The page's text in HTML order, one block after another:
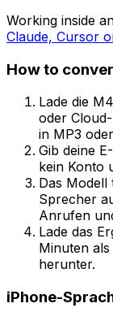
Working inside
Claude, Cursor
How to
Lade die
oder
in MP3
Gib deine
kein Konto
Das
Sprecher
Anrufen
Lade das
Minuten
herunter.
iPhone-